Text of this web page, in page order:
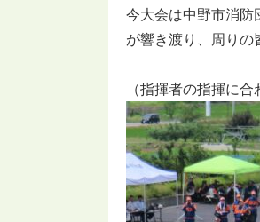
今大会は中野市消防
が響き渡り、周りの
（指揮者の指揮に